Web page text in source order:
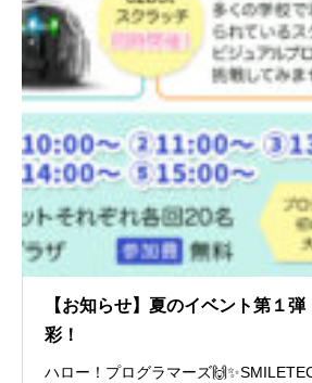
【お知らせ】夏のイベント第１
彩！
ハロー！プログラマーズ